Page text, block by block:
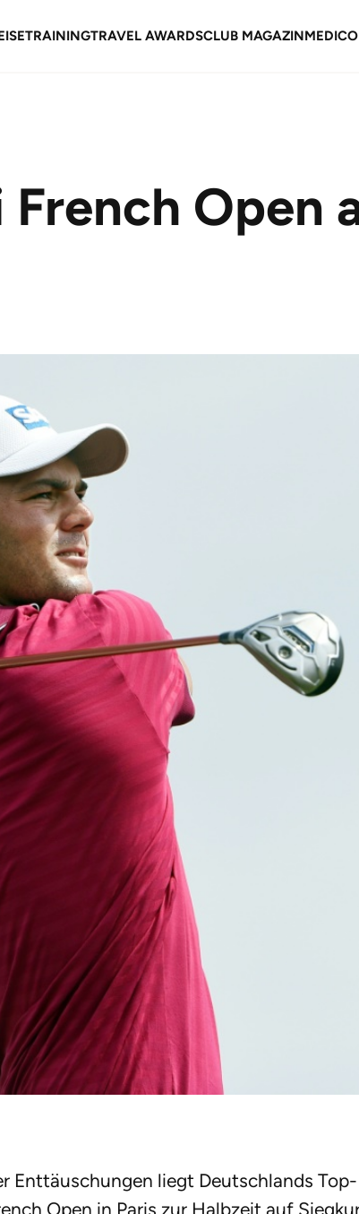
TRAININGTRAVEL AWARDSCLUB MAGAZINMEDICO
French Open
Enttäuschungen liegt Deutschlands Top-
Open in Paris zur Halbzeit auf